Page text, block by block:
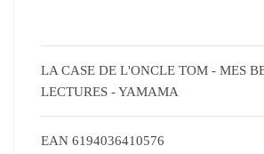
LA CASE DE L'ONCLE TOM - MES
LECTURES - YAMAMA
EAN 6194036410576